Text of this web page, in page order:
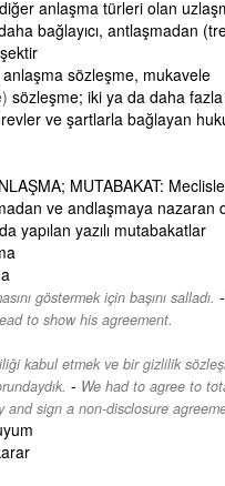
anlaşma türleri olan
bağlayıcı, antlaşmadan
anlaşma sözleşme, mukavele
sözleşme; iki ya da daha fazla
ve şartlarla bağlayan
MUTABAKAT:
ve andlaşmaya nazaran
yapılan yazılı mutabakatlar
göstermek için başını salladı. -
to show his agreement.
kabul etmek ve bir gizlilik
- We had to agree to
and sign a non-disclosure